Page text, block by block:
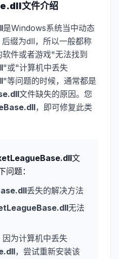
文件介绍
是Windows系统当中动态
缀为dll，所以一般都称
件或者游戏"无法找到
"或"计算机中丢失
"等问题的时候，通常都是
文件缺失的原因。您
，即可修复此类
文
问题：
丢失的解决方法
无法
为计算机中丢失
，尝试重新安装该